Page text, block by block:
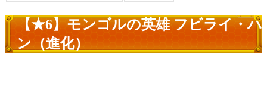
【★6】モンゴルの英雄 フビライ・ハ
ン（進化）